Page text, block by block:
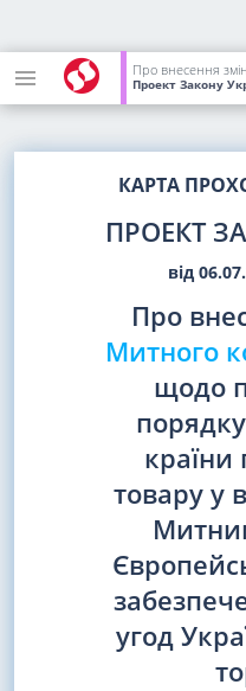
Проект Закону
КАРТА
ПРОЕКТ
від
Про
Митного
щодо
товару у
угод